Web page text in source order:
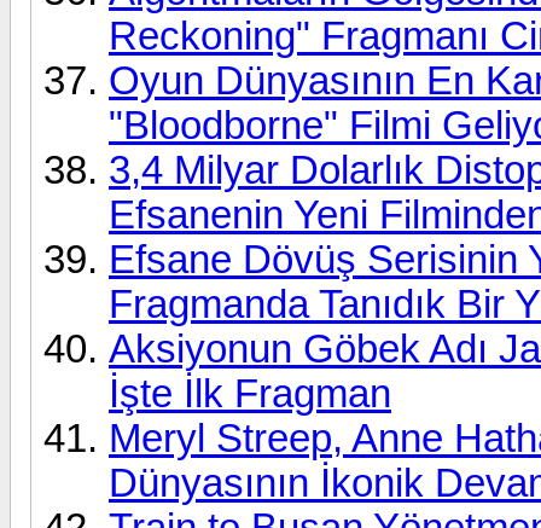
Reckoning" Fragmanı
Oyun Dünyasının En
"Bloodborne" Filmi
3,4 Milyar Dolarlık
Efsanenin Yeni
Efsane Dövüş Serisinin
Fragmanda Tanıdık Bir
Aksiyonun Göbek Adı
İşte İlk Fragman
Meryl Streep, Anne
Dünyasının İkonik